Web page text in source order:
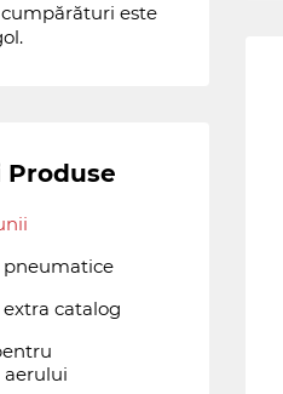
este
Produse
pneumatice
catalog